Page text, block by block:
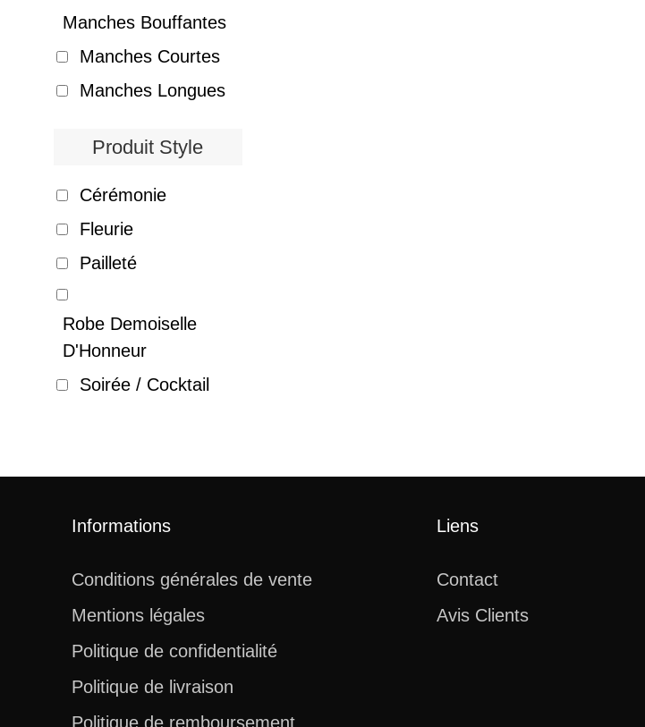
Manches Bouffantes
Manches Courtes
Manches Longues
Produit Style
Cérémonie
Fleurie
Pailleté
Robe Demoiselle
D'Honneur
Soirée / Cocktail
Informations
Conditions générales de vente
Mentions légales
Politique de confidentialité
Politique de livraison
Politique de remboursement
Liens
Contact
Avis Clients